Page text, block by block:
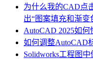
为什么我的CAD点
出“图案填充和渐变
AutoCAD 2025如何
如何调整AutoCAD
Solidworks工程图